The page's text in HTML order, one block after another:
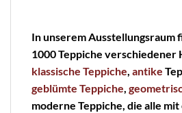
In unserem Ausstellungsraum
1000 Teppiche
klassische Teppiche, antike
geblümte Teppiche,
moderne Teppiche, die alle mit